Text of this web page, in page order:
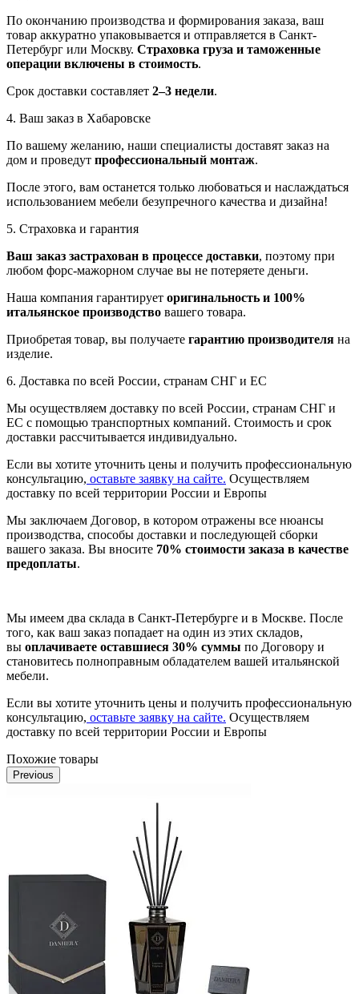
По окончанию производства и формирования заказа, ваш
товар аккуратно упаковывается и отправляется в Санкт-
Петербург или Москву. Страховка груза и таможенные
операции включены в стоимость.
Срок доставки составляет 2–3 недели.
4. Ваш заказ в Хабаровске
По вашему желанию, наши специалисты доставят заказ на
дом и проведут профессиональный монтаж.
После этого, вам останется только любоваться и наслаждаться
использованием мебели безупречного качества и дизайна!
5. Страховка и гарантия
Ваш заказ застрахован в процессе доставки, поэтому при
любом форс-мажорном случае вы не потеряете деньги.
Наша компания гарантирует оригинальность и 100%
итальянское производство вашего товара.
Приобретая товар, вы получаете гарантию производителя на
изделие.
6. Доставка по всей России, странам СНГ и ЕС
Мы осуществляем доставку по всей России, странам СНГ и
ЕС с помощью транспортных компаний. Стоимость и срок
доставки рассчитывается индивидуально.
Если вы хотите уточнить цены и получить профессиональную
консультацию, оставьте заявку на сайте. Осуществляем
доставку по всей территории России и Европы
Мы заключаем Договор, в котором отражены все нюансы
производства, способы доставки и последующей сборки
вашего заказа. Вы вносите 70% стоимости заказа в качестве
предоплаты.
Мы имеем два склада в Санкт-Петербурге и в Москве. После
того, как ваш заказ попадает на один из этих складов,
вы оплачиваете оставшиеся 30% суммы по Договору и
становитесь полноправным обладателем вашей итальянской
мебели.
Если вы хотите уточнить цены и получить профессиональную
консультацию, оставьте заявку на сайте. Осуществляем
доставку по всей территории России и Европы
Похожие товары
Previous